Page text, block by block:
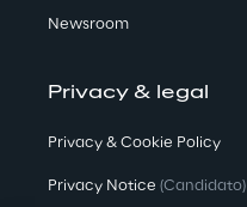
Newsroom
Privacy & legal
Privacy & Cookie Policy
Privacy Notice (Candidato)